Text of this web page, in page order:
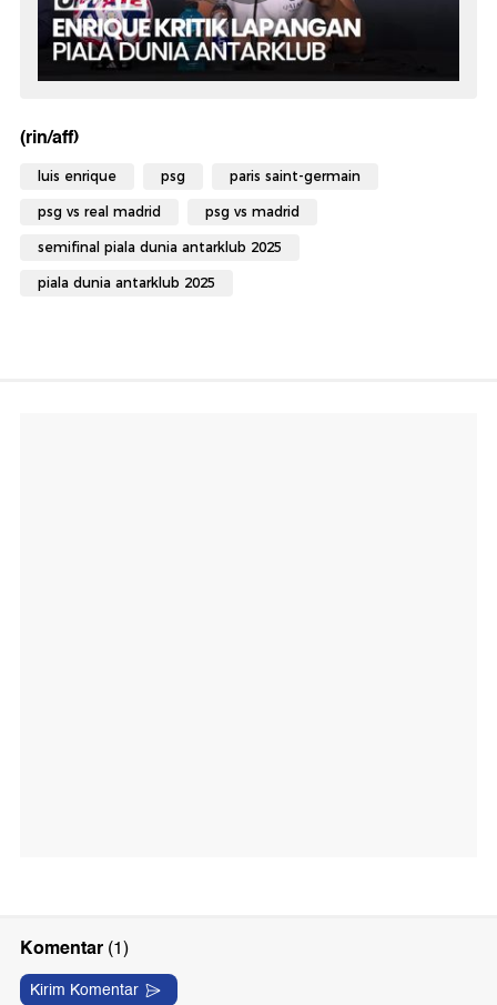
(rin/aff)
luis enrique psg paris saint-germain
psg vs real madrid psg vs madrid
semifinal piala dunia antarklub 2025
piala dunia antarklub 2025